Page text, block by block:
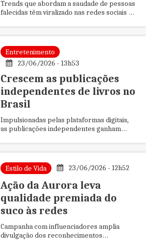
Trends que abordam a saudade de pessoas
falecidas têm viralizado nas redes sociais e
Entretenimento
23/06/2026 - 13h53
Crescem as publicações
independentes de livros no
Brasil
Impulsionadas pelas plataformas digitais,
as publicações independentes ganham
Estilo de Vida 23/06/2026 - 12h52
Ação da Aurora leva
qualidade premiada do
suco às redes
Campanha com influenciadores amplia
divulgação dos reconhecimentos